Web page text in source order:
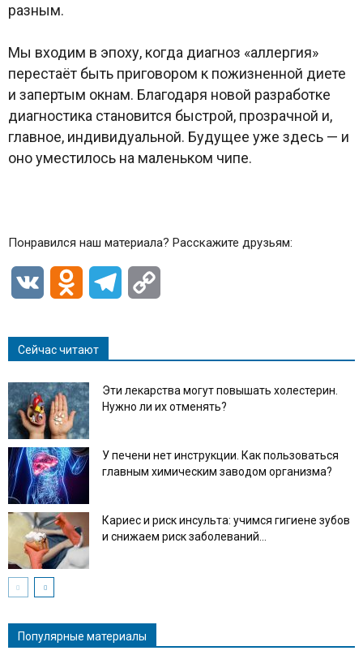
разным.
Мы входим в эпоху, когда диагноз «аллергия»
перестаёт быть приговором к пожизненной диете
и запертым окнам. Благодаря новой разработке
диагностика становится быстрой, прозрачной и,
главное, индивидуальной. Будущее уже здесь — и
оно уместилось на маленьком чипе.
Понравился наш материала? Расскажите друзьям:
VK Odnoklassniki
Telegram
Сейчас читают
Эти лекарства могут повышать холестерин.
Нужно ли их отменять?
У печени нет инструкции. Как пользоваться
главным химическим заводом организма?
Кариес и риск инсульта: учимся гигиене зубов
и снижаем риск заболеваний...
Популярные материалы